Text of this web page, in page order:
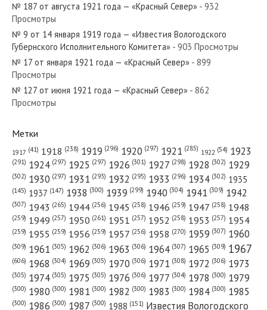
№ 59 от марта 1961 года — «Красный Север»
№ 47 от марта 1952 года — «Красный Север»
№ 56 от марта 1956 года — «Красный Север»
№ 30 от февраля 1938 года — «Красный Север»
№ 187 от августа 1921 года — «Красный Север» - 932
Просмотры
№ 9 от 14 января 1919 года — «Известия Вологодского
Губернского Исполнительного Комитета» - 903 Просмотры
№ 17 от января 1921 года — «Красный Север» - 899
Просмотры
№ 127 от июня 1921 года — «Красный Север» - 862
Просмотры
Метки
1917 (41) 1918 (238) 1919 (296) 1920 (297) 1921 (285) 1922 (54) 1923
(291) 1924 (297) 1925 (297) 1926 (301) 1927 (298) 1928 (302) 1929
(302) 1930 (297) 1931 (293) 1932 (295) 1933 (296) 1934 (302) 1935
(145) 1937 (147) 1938 (300) 1939 (299) 1940 (304) 1941 (309) 1942
(307) 1943 (265) 1944 (256) 1945 (258) 1946 (259) 1947 (258) 1948
(259) 1949 (257) 1950 (261) 1951 (257) 1952 (258) 1953 (257) 1954
(259) 1955 (259) 1956 (259) 1957 (256) 1958 (270) 1959 (307) 1960
(309) 1961 (305) 1962 (306) 1963 (306) 1964 (307) 1965 (309) 1967
(606) 1968 (304) 1969 (305) 1970 (306) 1971 (308) 1972 (306) 1973
(305) 1974 (305) 1975 (305) 1976 (306) 1977 (304) 1978 (300) 1979
(300) 1980 (300) 1981 (300) 1982 (300) 1983 (300) 1984 (300) 1985
(300) 1986 (300) 1987 (300) 1988 (151) Известия Вологодского